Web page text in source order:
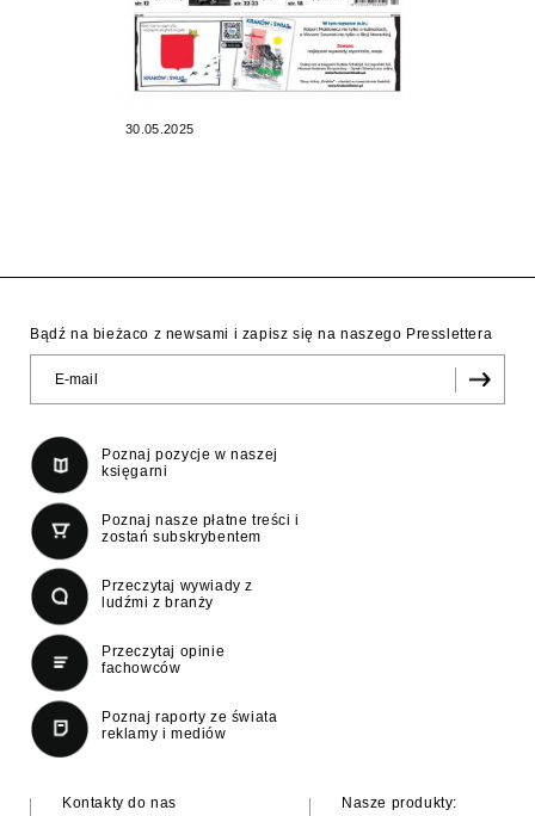
30.05.2025
Bądź na bieżaco z newsami i zapisz się na naszego Presslettera
Poznaj pozycje w naszej
księgarni
Poznaj nasze płatne treści i
zostań subskrybentem
Przeczytaj wywiady z
ludźmi z branży
Przeczytaj opinie
fachowców
Poznaj raporty ze świata
reklamy i mediów
Kontakty do nas
Nasze produkty: